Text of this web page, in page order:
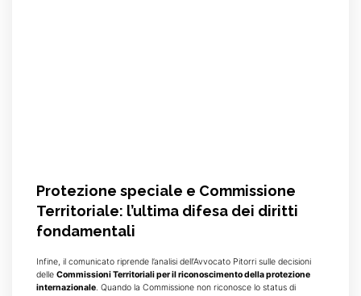
Protezione speciale e Commissione
Territoriale: l’ultima difesa dei diritti
fondamentali
Infine, il comunicato riprende l’analisi dell’Avvocato Pitorri sulle decisioni
delle Commissioni Territoriali per il riconoscimento della protezione
internazionale. Quando la Commissione non riconosce lo status di